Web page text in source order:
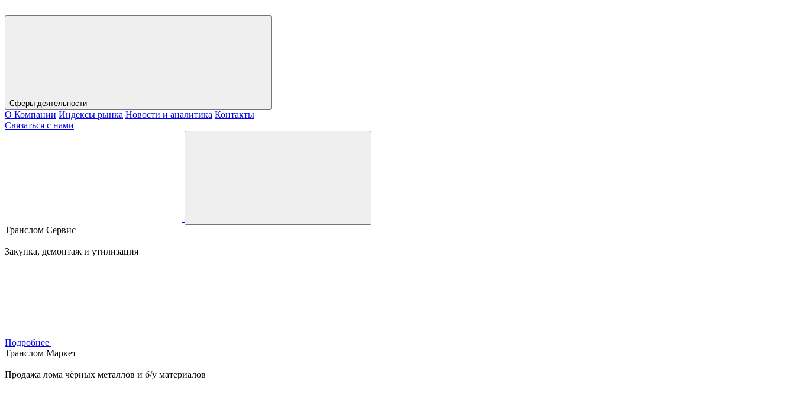
Сферы деятельности
О Компании Индексы рынка Новости и аналитика Контакты
Связаться с нами
Транслом Сервис
Закупка, демонтаж и утилизация
Подробнее
Транслом Маркет
Продажа лома чёрных металлов и б/у материалов